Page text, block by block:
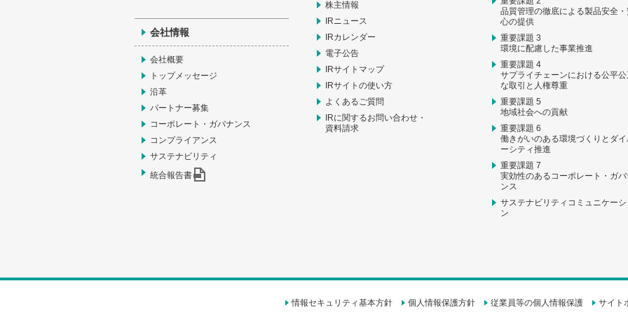
会社情報
会社概要
トップメッセージ
沿革
パートナー募集
コーポレート・ガバナンス
コンプライアンス
サステナビリティ
統合報告書
株主情報
IRニュース
IRカレンダー
電子公告
IRサイトマップ
IRサイトの使い方
よくあるご質問
IRに関するお問い合わせ・
資料請求
品質管理の徹底による製品安全
心の提供
重要課題 3
環境に配慮した事業推進
重要課題 4
サプライチェーンにおける公平公
な取引と人権尊重
重要課題 5
地域社会への貢献
重要課題 6
働きがいのある環境づくりとダ
ーシティ推進
重要課題 7
実効性のあるコーポレート・ガバ
ンス
サステナビリティコミュニケーシ
ン
情報セキュリティ基本方針 個人情報保護方針 従業員等の個人情報保護 サイト